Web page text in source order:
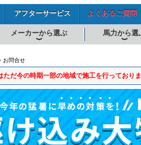
アフターサービス よくあるご質問
メーカーから選ぶ 馬力から選
お問合せ
だ今の時期一部の地域で施工を行っておりま